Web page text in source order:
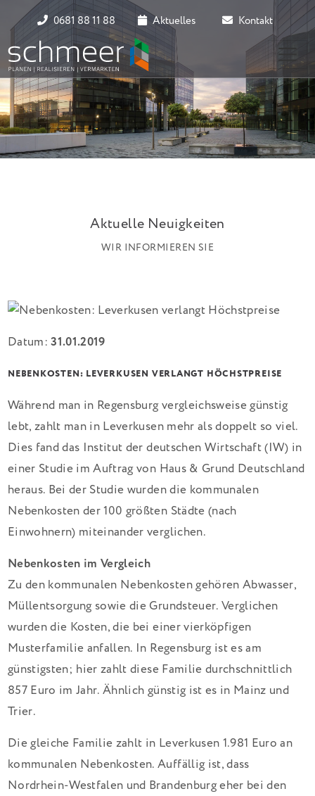
0681 88 11 88 Aktuelles Kontakt
Aktuelle Neuigkeiten
WIR INFORMIEREN SIE
Datum:31.01.2019
NEBENKOSTEN: LEVERKUSEN VERLANGT HÖCHSTPREISE
Während man in Regensburg vergleichsweise günstig
lebt, zahlt man in Leverkusen mehr als doppelt so viel.
Dies fand das Institut der deutschen Wirtschaft (IW) in
einer Studie im Auftrag von Haus & Grund Deutschland
heraus. Bei der Studie wurden die kommunalen
Nebenkosten der 100 größten Städte (nach
Einwohnern) miteinander verglichen.
Nebenkosten im Vergleich
Zu den kommunalen Nebenkosten gehören Abwasser,
Müllentsorgung sowie die Grundsteuer. Verglichen
wurden die Kosten, die bei einer vierköpfigen
Musterfamilie anfallen. In Regensburg ist es am
günstigsten; hier zahlt diese Familie durchschnittlich
857 Euro im Jahr. Ähnlich günstig ist es in Mainz und
Trier.
Die gleiche Familie zahlt in Leverkusen 1.981 Euro an
kommunalen Nebenkosten. Auffällig ist, dass
Nordrhein-Westfalen und Brandenburg eher bei den